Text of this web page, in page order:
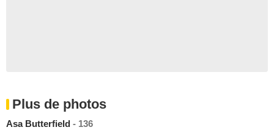
Plus de photos
Asa Butterfield - 136